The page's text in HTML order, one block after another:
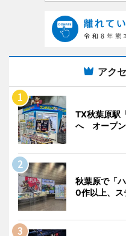
アク
TX秋葉原駅
へ オープン
秋葉原で「
0作以上、ス